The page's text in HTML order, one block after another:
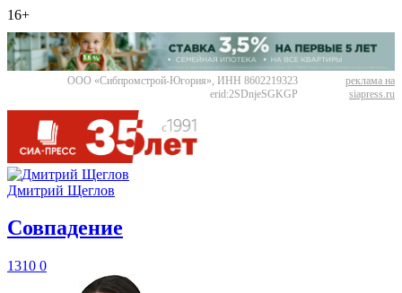
16+
ООО «Сибпромстрой-Югория», ИНН 8602219323
erid:2SDnjeSGKGP
реклама на
siapress.ru
Дмитрий Щеглов
​Совпадение
1310 0